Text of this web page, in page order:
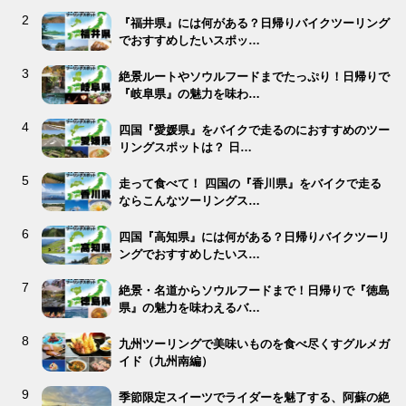
『福井県』には何がある？日帰りバイクツーリング
でおすすめしたいスポッ…
絶景ルートやソウルフードまでたっぷり！日帰りで
『岐阜県』の魅力を味わ…
四国『愛媛県』をバイクで走るのにおすすめのツー
リングスポットは？ 日…
走って食べて！ 四国の『香川県』をバイクで走る
ならこんなツーリングス…
四国『高知県』には何がある？日帰りバイクツーリ
ングでおすすめしたいス…
絶景・名道からソウルフードまで！日帰りで『徳島
県』の魅力を味わえるバ…
九州ツーリングで美味いものを食べ尽くすグルメガ
イド（九州南編）
季節限定スイーツでライダーを魅了する、阿蘇の絶